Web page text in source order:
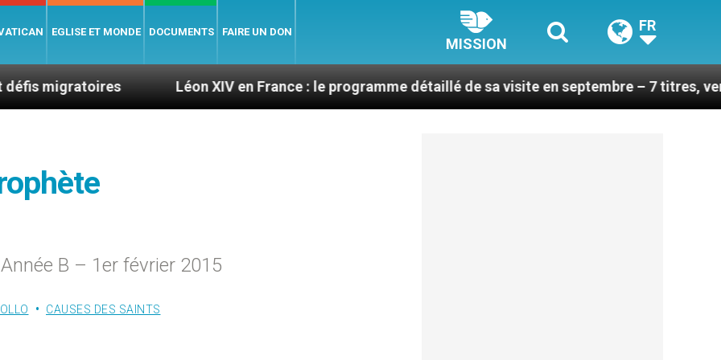
EGLISE ET MONDE DOCUMENTS FAIRE UN DON
MISSION
FR
Léon XIV en France : le programme détaillé de sa visite en septembre – 7 titres, vendredi 7
B – 1er février 2015
CAUSES DES SAINTS